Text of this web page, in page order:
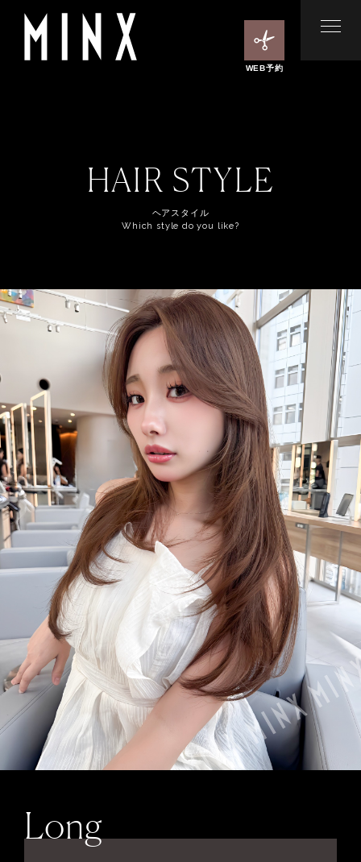
WEB予約
HAIR STYLE
ヘアスタイル
Which style do you like?
Long